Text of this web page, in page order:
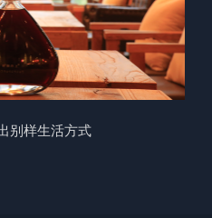
别样生活方式